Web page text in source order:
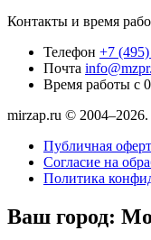
Контакты и время
Телефон +7
Почта
Время работы с
mirzap.ru ©
Публичная
Согласие на
Политика
Ваш город: